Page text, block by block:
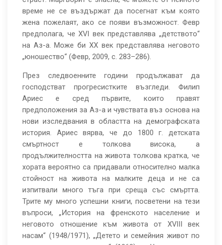
време не се въздържат да посегнат към която
жена пожелаят, ако се появи възможност. Февр
предполага, че XVI век представлява „детството“
на Аз-а. Може би XX век представлява неговoтo
„юношество“ (Февр, 2009, с. 283–286).
През следвоенните години продължават да
господстват прогресистките възгледи. Филип
Ариес е сред първите, които правят
предположения за Аз-а и чувствата въз основа на
нови изследвания в областта на демографската
история. Ариес вярва, че до 1800 г. детската
смъртност е толкова висока, а
продължителността на живота толкова кратка, че
хората вероятно са придавали относително малка
стойност на живота на малките деца и не са
изпитвали много тъга при среща със смъртта.
Трите му много успешни книги, посветени на тези
въпроси, „История на френското население и
неговото отношение към живота от XVIII век
насам“ (1948/1971), „Детето и семейния живот по